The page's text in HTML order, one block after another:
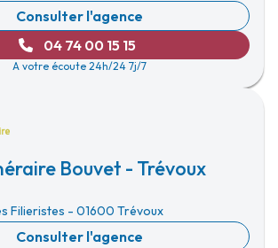
Consulter l'agence
04 74 00 15 15
A votre écoute 24h/24 7j/7
Bouvet - Trévoux
Filieristes - 01600 Trévoux
Consulter l'agence